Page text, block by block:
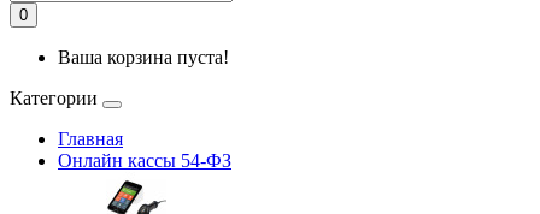
0
Ваша корзина пуста!
Категории
Главная
Онлайн кассы 54-ФЗ